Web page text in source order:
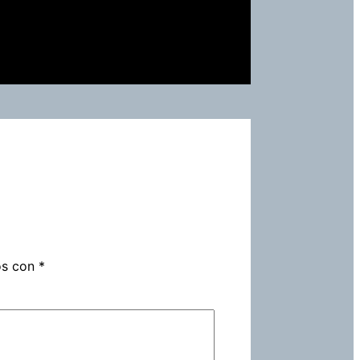
con *